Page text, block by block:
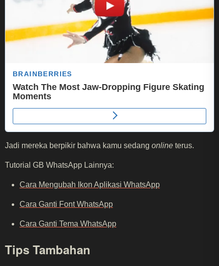
Jadi mereka berpikir bahwa kamu sedang online terus.
Tutorial GB WhatsApp Lainnya:
Cara Mengubah Ikon Aplikasi WhatsApp
Cara Ganti Font WhatsApp
Cara Ganti Tema WhatsApp
Tips Tambahan